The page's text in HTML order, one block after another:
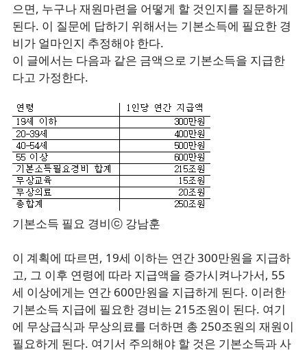
으면, 누구나 재원마련을 어떻게 할 것인지를 질문하게
된다. 이 질문에 답하기 위해서는 기본소득에 필요한 경
비가 얼마인지 추정해야 한다.
이 글에서는 다음과 같은 금액으로 기본소득을 지급한
다고 가정한다.
기본소득 필요 경비ⓒ 강남훈
이 계획에 따르면, 19세 이하는 연간 300만원을 지급하
고, 그 이후 연령에 따라 지급액을 증가시켜나가서, 55
세 이상에게는 연간 600만원을 지급하게 된다. 이러한
기본소득 지급에 필요한 경비는 215조원이 된다. 여기
에 무상급식과 무상의료를 더하면 총 250조원의 재원이
필요하게 된다. 여기서 주의해야 할 것은 기본소득과 사